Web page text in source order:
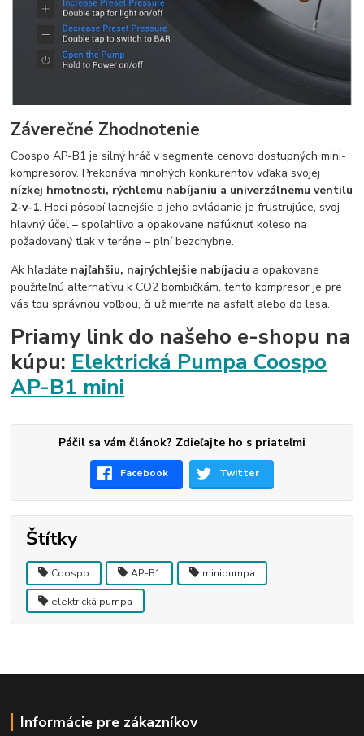
Záverečné Zhodnotenie
Coospo AP-B1 je silný hráč v segmente cenovo dostupných mini-
kompresorov. Prekonáva mnohých konkurentov vďaka svojej
nízkej hmotnosti, rýchlemu nabíjaniu a univerzálnemu ventilu
2-v-1. Hoci pôsobí lacnejšie a jeho ovládanie je frustrujúce, svoj
hlavný účel – spoľahlivo a opakovane nafúknuť koleso na
požadovaný tlak v teréne – plní bezchybne.
Ak hľadáte najľahšiu, najrýchlejšie nabíjaciu a opakovane
použiteľnú alternatívu k CO2 bombičkám, tento kompresor je pre
vás tou správnou voľbou, či už mierite na asfalt alebo do lesa.
Priamy link do našeho e-shopu na
kúpu: Elektrická Pumpa Coospo
AP-B1 mini
Páčil sa vám článok? Zdieľajte ho s priateľmi
Facebook Twitter
Štítky
Coospo AP-B1 minipumpa
elektrická pumpa
Informácie pre zákazníkov